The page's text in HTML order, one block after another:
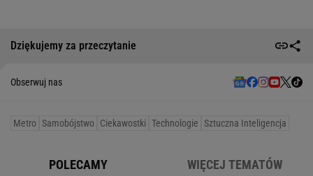
Dziękujemy za przeczytanie
Obserwuj nas
Metro Samobójstwo Ciekawostki Technologie Sztuczna Inteligencja
POLECAMY WIĘCEJ TEMATÓW